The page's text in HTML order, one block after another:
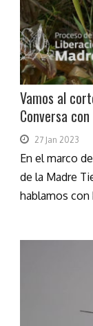
Vamos al
Conversa
27 Jan 2023
En el marco
de la Madre
hablamos con